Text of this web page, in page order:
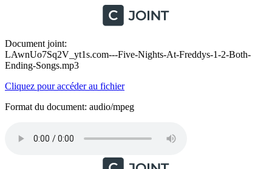
Document joint:
LAwnUo7Sq2V_yt1s.com---Five-Nights-At-Freddys-1-2-Both-
Ending-Songs.mp3
Cliquez pour accéder au fichier
Format du document: audio/mpeg